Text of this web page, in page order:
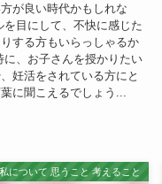
方が良い時代かもしれな
を目にして、不快に感じた
する方もいらっしゃるか
に、お子さんを授かりたい
妊活をされている方にと
に聞こえるでしょう...
私について 思うこと 考えること